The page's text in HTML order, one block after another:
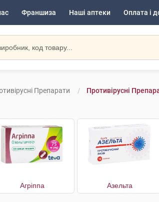
Франшиза Наші аптеки Оплата і
Препарати Противірусні
Агріппа Азельта